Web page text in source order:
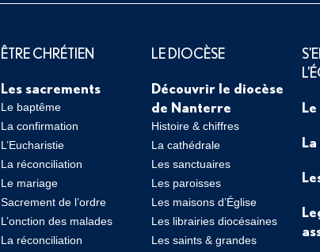
ÊTRE CHRÉTIEN
Les sacrements
Le baptême
La confirmation
L’Eucharistie
La réconciliation
Le mariage
Sacrement de l’ordre
L’onction des malades
La réconciliation
LE DIOCÈSE
Découvrir le diocèse
de Nanterre
Histoire & chiffres
La cathédrale
Les sanctuaires
Les paroisses
Les maisons d’Église
Les librairies diocésaines
Les saints & grandes